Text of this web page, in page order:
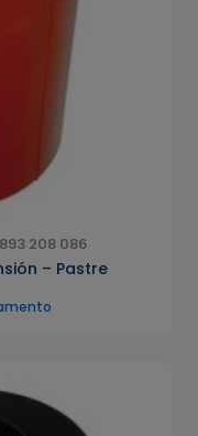
208 086
– Pastre